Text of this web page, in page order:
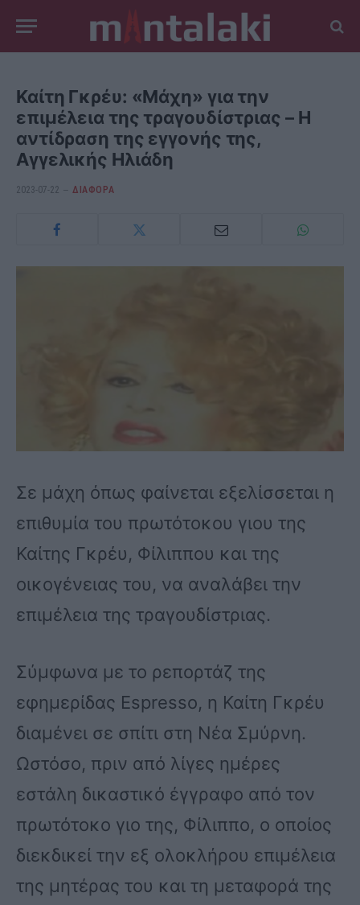
Καίτη Γκρέυ: «Μάχη» για την
επιμέλεια της τραγουδίστριας – Η
αντίδραση της εγγονής της,
Αγγελικής Ηλιάδη
2023-07-22 ΔΙΆΦΟΡΑ
Σε μάχη όπως φαίνεται εξελίσσεται η
επιθυμία του πρωτότοκου γιου της
Καίτης Γκρέυ, Φίλιππου και της
οικογένειας του, να αναλάβει την
επιμέλεια της τραγουδίστριας.
Σύμφωνα με το ρεπορτάζ της
εφημερίδας Espresso, η Καίτη Γκρέυ
διαμένει σε σπίτι στη Νέα Σμύρνη.
Ωστόσο, πριν από λίγες ημέρες
εστάλη δικαστικό έγγραφο από τον
πρωτότοκο γιο της, Φίλιππο, ο οποίος
διεκδικεί την εξ ολοκλήρου επιμέλεια
της μητέρας του και τη μεταφορά της